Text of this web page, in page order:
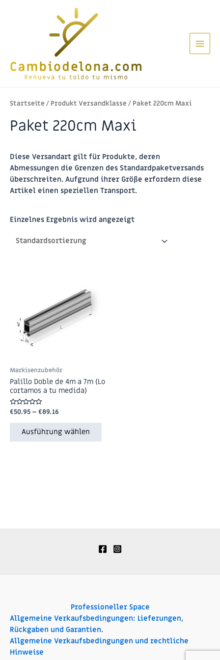
Main
Startseite / Produkt Versandklasse / Paket 220cm Maxi
Paket 220cm Maxi
Diese Versandart gilt für Produkte, deren
Abmessungen die Grenzen des Standardpaketversands
überschreiten. Aufgrund ihrer Größe erfordern diese
Artikel einen speziellen Transport.
Einzelnes Ergebnis wird angezeigt
Markisenzubehör
Palillo Doble de 4m a 7m (Lo
cortamos a tu medida)
Bewertet
mit
0
€50.95 – €89.16
Ausführung wählen
Professioneller Space
Allgemeine Verkaufsbedingungen: Lieferungen,
Rückgaben und Garantien.
Allgemeine Verkaufsbedingungen und rechtliche
Hinweise